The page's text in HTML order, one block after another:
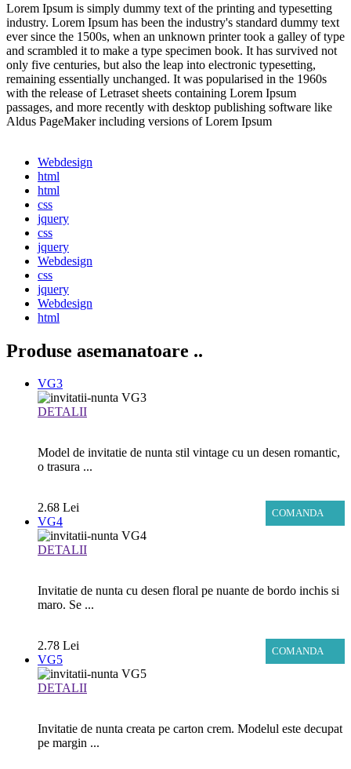
Lorem Ipsum is simply dummy text of the printing and typesetting
industry. Lorem Ipsum has been the industry's standard dummy text
ever since the 1500s, when an unknown printer took a galley of type
and scrambled it to make a type specimen book. It has survived not
only five centuries, but also the leap into electronic typesetting,
remaining essentially unchanged. It was popularised in the 1960s
with the release of Letraset sheets containing Lorem Ipsum
passages, and more recently with desktop publishing software like
Aldus PageMaker including versions of Lorem Ipsum
Webdesign
html
html
css
jquery
css
jquery
Webdesign
css
jquery
Webdesign
html
Produse asemanatoare ..
VG3
DETALII
Model de invitatie de nunta stil vintage cu un desen romantic,
o trasura ...
COMANDA
2.68 Lei
VG4
DETALII
Invitatie de nunta cu desen floral pe nuante de bordo inchis si
maro. Se ...
COMANDA
2.78 Lei
VG5
DETALII
Invitatie de nunta creata pe carton crem. Modelul este decupat
pe margin ...